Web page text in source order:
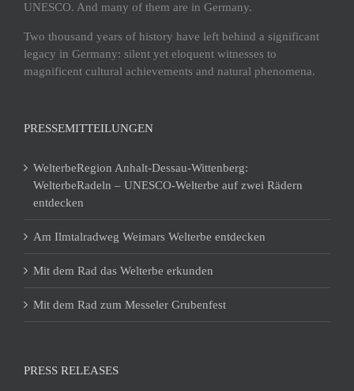
UNESCO. And many of them are in Germany.
Two thousand years of history have left behind a significant
legacy in Germany: silent yet eloquent witnesses to
magnificent cultural achievements and natural phenomena.
PRESSEMITTEILUNGEN
WelterbeRegion Anhalt-Dessau-Wittenberg:
WelterbeRadeln – UNESCO-Welterbe auf zwei Rädern
entdecken
Am Ilmtalradweg Weimars Welterbe entdecken
Mit dem Rad das Welterbe erkunden
Mit dem Rad zum Messeler Grubenfest
PRESS RELEASES